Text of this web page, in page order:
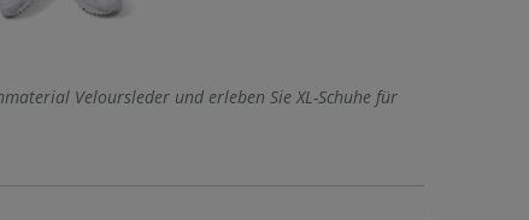
Veloursleder und erleben Sie XL-Schuhe für